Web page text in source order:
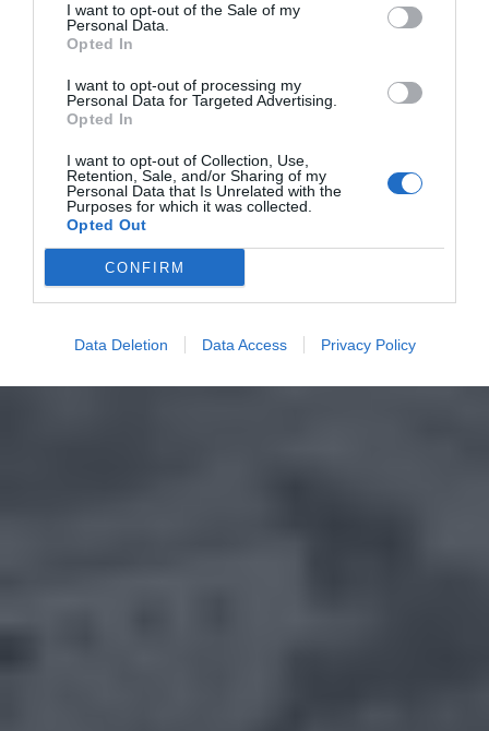
I want to opt-out of the Sale of my
Personal Data.
Opted In
I want to opt-out of processing my
Personal Data for Targeted Advertising.
Opted In
I want to opt-out of Collection, Use,
Retention, Sale, and/or Sharing of my
Personal Data that Is Unrelated with the
Purposes for which it was collected.
Opted Out
CONFIRM
Data Deletion Data Access Privacy Policy